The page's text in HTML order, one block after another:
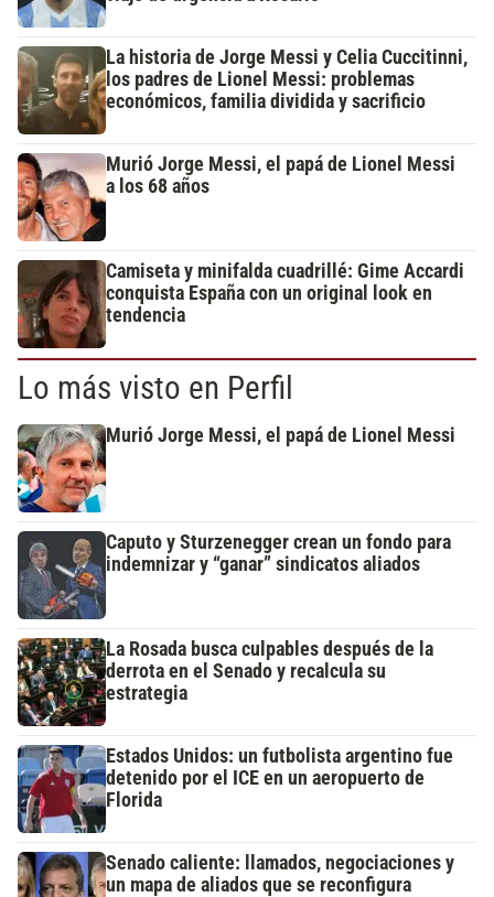
La historia de Jorge Messi y Celia Cuccitinni,
los padres de Lionel Messi: problemas
económicos, familia dividida y sacrificio
Murió Jorge Messi, el papá de Lionel Messi
a los 68 años
Camiseta y minifalda cuadrillé: Gime Accardi
conquista España con un original look en
tendencia
Lo más visto en Perfil
Murió Jorge Messi, el papá de Lionel Messi
Caputo y Sturzenegger crean un fondo para
indemnizar y “ganar” sindicatos aliados
La Rosada busca culpables después de la
derrota en el Senado y recalcula su
estrategia
Estados Unidos: un futbolista argentino fue
detenido por el ICE en un aeropuerto de
Florida
Senado caliente: llamados, negociaciones y
un mapa de aliados que se reconfigura